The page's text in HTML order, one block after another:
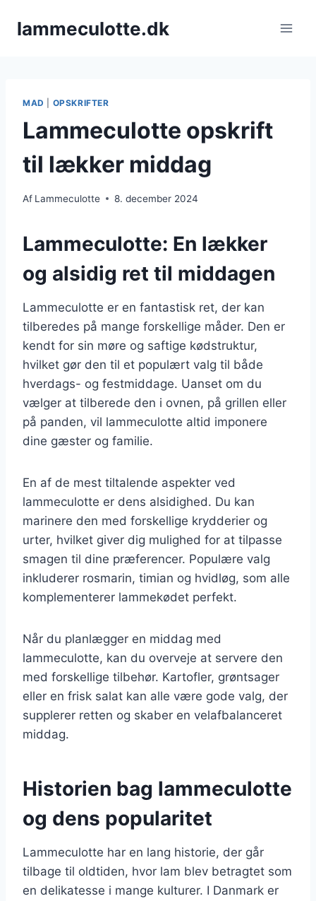
lammeculotte.dk
MAD OPSKRIFTER
Lammeculotte opskrift
til lækker middag
Af Lammeculotte 8. december 2024
Lammeculotte: En lækker
og alsidig ret til middagen
Lammeculotte er en fantastisk ret, der kan
tilberedes på mange forskellige måder. Den er
kendt for sin møre og saftige kødstruktur,
hvilket gør den til et populært valg til både
hverdags- og festmiddage. Uanset om du
vælger at tilberede den i ovnen, på grillen eller
på panden, vil lammeculotte altid imponere
dine gæster og familie.
En af de mest tiltalende aspekter ved
lammeculotte er dens alsidighed. Du kan
marinere den med forskellige krydderier og
urter, hvilket giver dig mulighed for at tilpasse
smagen til dine præferencer. Populære valg
inkluderer rosmarin, timian og hvidløg, som alle
komplementerer lammekødet perfekt.
Når du planlægger en middag med
lammeculotte, kan du overveje at servere den
med forskellige tilbehør. Kartofler, grøntsager
eller en frisk salat kan alle være gode valg, der
supplerer retten og skaber en velafbalanceret
middag.
Historien bag lammeculotte
og dens popularitet
Lammeculotte har en lang historie, der går
tilbage til oldtiden, hvor lam blev betragtet som
en delikatesse i mange kulturer. I Danmark er